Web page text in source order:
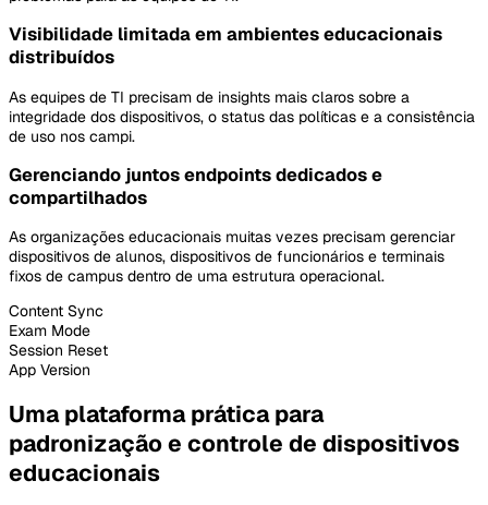
Visibilidade limitada em ambientes educacionais
distribuídos
As equipes de TI precisam de insights mais claros sobre a
integridade dos dispositivos, o status das políticas e a consistência
de uso nos campi.
Gerenciando juntos endpoints dedicados e
compartilhados
As organizações educacionais muitas vezes precisam gerenciar
dispositivos de alunos, dispositivos de funcionários e terminais
fixos de campus dentro de uma estrutura operacional.
Content Sync
Exam Mode
Session Reset
App Version
Uma plataforma prática para
padronização e controle de dispositivos
educacionais